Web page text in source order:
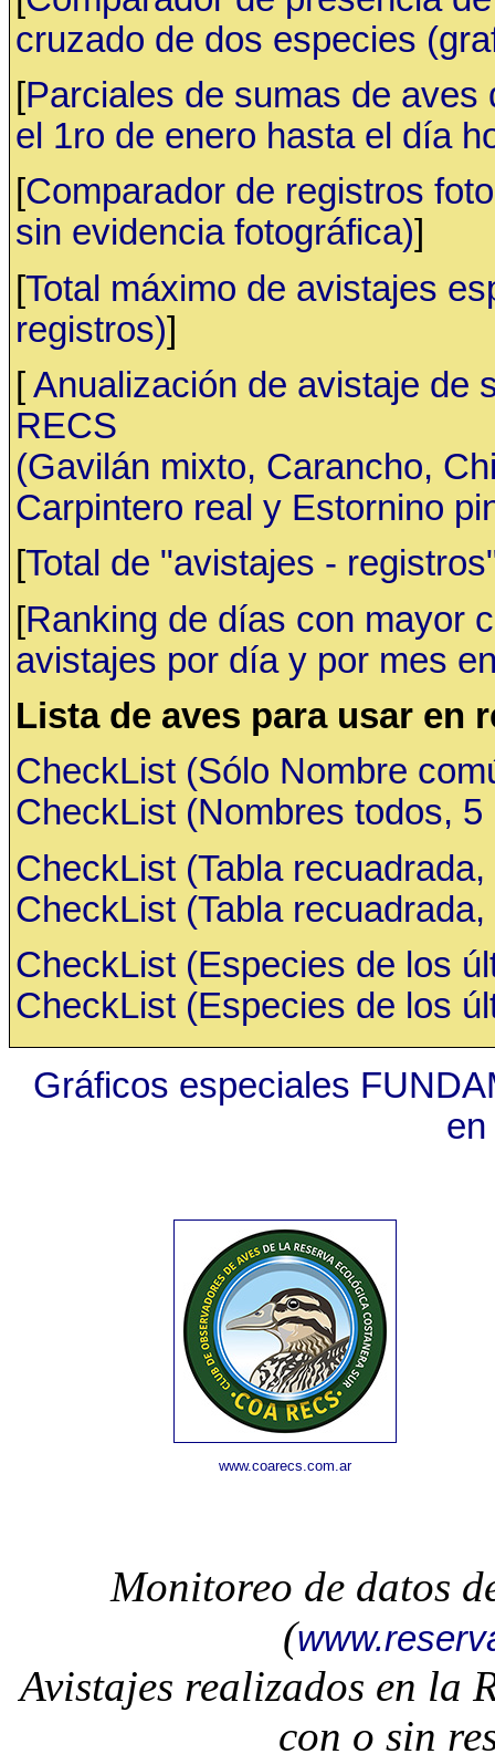
cruzado de dos especies
[Parciales de sumas de
el 1ro de enero hasta el día
[Comparador de registros
sin evidencia fotográfica)]
[Total máximo de avistajes
registros)]
[Anualización de avistaje de
RECS
(Gavilán mixto, Carancho,
Carpintero real y Estornino
[Total de "avistajes -
[Ranking de días con mayor
avistajes por día y por mes
Lista de aves para usar en
CheckList (Sólo Nombre
CheckList (Nombres todos,
CheckList (Tabla
CheckList (Tabla
CheckList (Especies de los
CheckList (Especies de los
Gráficos especiales
www.coarecs.com.ar
Monitoreo de datos
(
Avistajes realizados en la
con o sin